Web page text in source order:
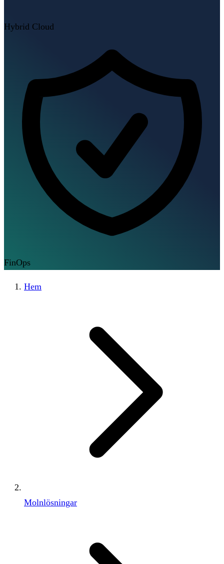
Hybrid Cloud
FinOps
Hem
Molnlösningar